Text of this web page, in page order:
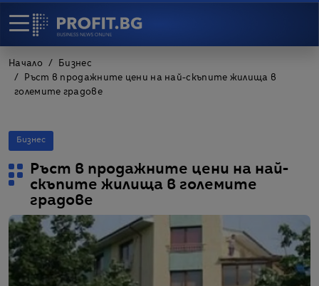
Начало
Бизнес
Ръст в продажните цени на най-скъпите жилища в
големите градове
Бизнес
Ръст в продажните цени на най-
скъпите жилища в големите
градове